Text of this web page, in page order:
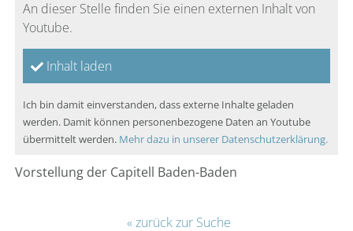
An dieser Stelle finden Sie einen externen Inhalt von
Youtube.
Inhalt laden
Ich bin damit einverstanden, dass externe Inhalte geladen
werden. Damit können personenbezogene Daten an Youtube
übermittelt werden. Mehr dazu in unserer Datenschutzerklärung.
Vorstellung der Capitell Baden-Baden
« zurück zur Suche